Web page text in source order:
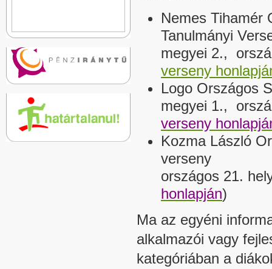
Nemes Tihamér
Tanulmányi
megyei 2.,
verseny
Logo Országos
megyei 1.,
verseny
Kozma László
verseny
országos 21.
honlapján)
Ma az egyéni
alkalmazói vagy
kategóriában a